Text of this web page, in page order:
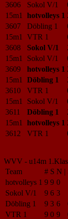
3606
Sokol V/1
15m1
hotvolleys 1
3607
Döbling 1
15m1
VTR 1
3608
Sokol V/1
15m1
Sokol V/1
3609
hotvolleys 1
15m1
Döbling 1
3610
VTR 1
15m1
Sokol V/1
3611
Döbling 1
15m1
hotvolleys 1
3612
VTR 1
WVV - u14m
Team
# S N |
hotvolleys 1 9 9 0
Sokol V/1
9 6 3
Döbling 1
9 3 6
VTR 1
9 0 9